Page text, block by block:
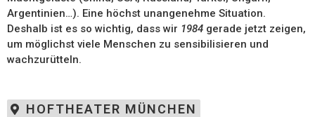
Argentinien…). Eine höchst unangenehme Situation.
Deshalb ist es so wichtig, dass wir 1984 gerade jetzt zeigen,
um möglichst viele Menschen zu sensibilisieren und
wachzurütteln.
HOFTHEATER MÜNCHEN